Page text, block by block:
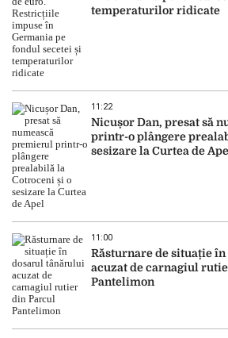
temperaturilor ridicate
11:22
Nicușor Dan, presat să
printr-o plângere
sesizare la Curtea de
11:00
Răsturnare de situație
acuzat de carnagiul
Pantelimon